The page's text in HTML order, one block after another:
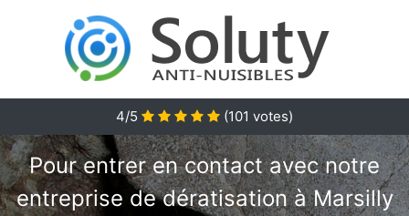
4/5 (101 votes)
Pour entrer en contact avec notre
entreprise de dératisation à Marsilly